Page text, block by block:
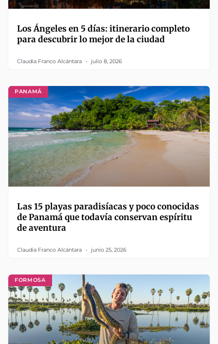
Los Ángeles en 5 días: itinerario completo
para descubrir lo mejor de la ciudad
Claudia Franco Alcántara julio 8, 2026
PANAMÁ
Las 15 playas paradisíacas y poco conocidas
de Panamá que todavía conservan espíritu
de aventura
Claudia Franco Alcántara junio 25, 2026
FORMOSA